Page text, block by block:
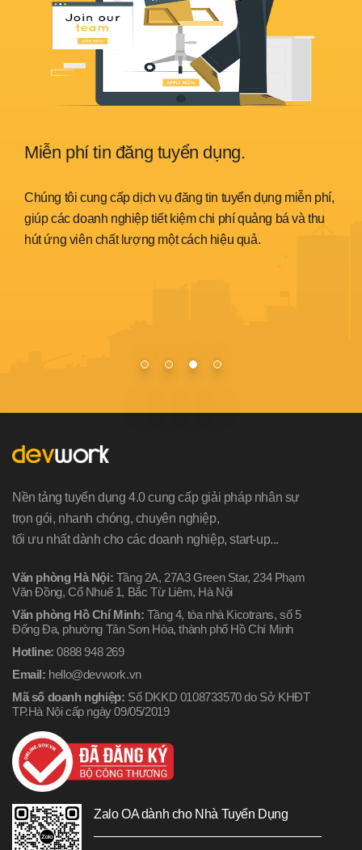
Miễn phí tin đăng tuyển dụng.
Chúng tôi cung cấp dịch vụ đăng tin tuyển dụng miễn phí,
giúp các doanh nghiệp tiết kiệm chi phí quảng bá và thu
hút ứng viên chất lượng một cách hiệu quả.
Nền tảng tuyển dụng 4.0 cung cấp giải pháp nhân sự
trọn gói, nhanh chóng, chuyên nghiệp,
tối ưu nhất dành cho các doanh nghiệp, start-up...
Văn phòng Hà Nội: Tầng 2A, 27A3 Green Star, 234 Phạm
Văn Đồng, Cổ Nhuế 1, Bắc Từ Liêm, Hà Nội
Văn phòng Hồ Chí Minh: Tầng 4, tòa nhà Kicotrans, số 5
Đống Đa, phường Tân Sơn Hòa, thành phố Hồ Chí Minh
Hotline: 0888 948 269
Email: hello@devwork.vn
Mã số doanh nghiệp: Số DKKD 0108733570 do Sở KHĐT
TP.Hà Nội cấp ngày 09/05/2019
Zalo OA dành cho Nhà Tuyển Dụng